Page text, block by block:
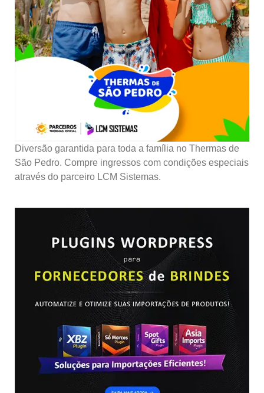
Diversão garantida para toda a família no Thermas de
São Pedro. Compre ingressos com condições especiais
através do parceiro LCM Sistemas.